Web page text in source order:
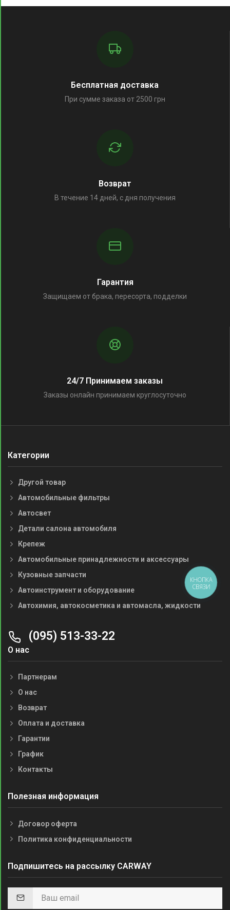
Бесплатная доставка
При сумме заказа от 2500 грн
Возврат
В течение 14 дней, с дня получения
Гарантия
Защищаем от брака, пересорта, подделки
24/7 Принимаем заказы
Заказы онлайн принимаем круглосуточно
Категории
Другой товар
Автомобильные фильтры
Автосвет
Детали салона автомобиля
Крепеж
Автомобильные принадлежности и аксессуары
Кузовные запчасти
Автоинструмент и оборудование
Автохимия, автокосметика и автомасла, жидкости
(095) 513-33-22
О нас
Партнерам
О нас
Возврат
Оплата и доставка
Гарантии
График
Контакты
Полезная информация
Договор оферта
Политика конфиденциальности
Подпишитесь на рассылку CARWAY
КНОПКА
СВЯЗИ